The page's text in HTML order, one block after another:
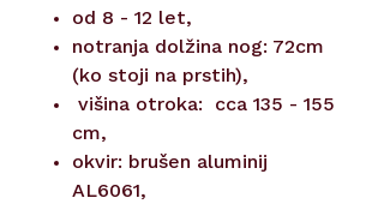
od 8 - 12 let,
notranja dolžina nog: 72cm
(ko stoji na prstih),
višina otroka: cca 135 - 155
cm,
okvir: brušen aluminij
AL6061,